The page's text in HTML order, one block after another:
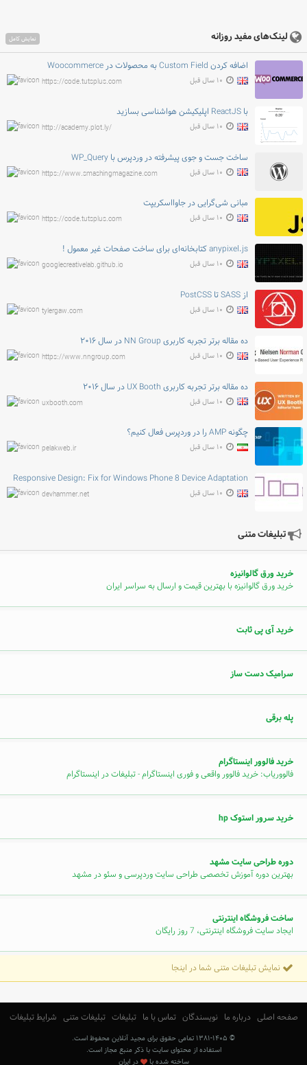
لینک‌های مفید روزانه نمایش کامل
اضافه کردن Custom Field به محصولات در Woocommerce
https://code.tutsplus.com ۱۰ سال قبل
با ReactJS اپلیکیشن هواشناسی بسازید
http://academy.plot.ly/ ۱۰ سال قبل
ساخت جست و جوی پیشرفته در وردپرس با WP_Query
https://www.smashingmagazine.com ۱۰ سال قبل
مبانی شی‌گرایی در جاوااسکریپت
https://code.tutsplus.com ۱۰ سال قبل
anypixel.js کتابخانه‌ای برای ساخت صفحات غیر معمول !
googlecreativelab.github.io ۱۰ سال قبل
از SASS تا PostCSS
tylergaw.com ۱۰ سال قبل
ده مقاله برتر تجربه کاربری NN Group در سال ۲۰۱۶
https://www.nngroup.com ۱۰ سال قبل
ده مقاله برتر تجربه کاربری UX Booth در سال ۲۰۱۶
uxbooth.com ۱۰ سال قبل
چگونه AMP را در وردپرس فعال کنیم؟
pelakweb.ir ۱۰ سال قبل
Responsive Design: Fix for Windows Phone 8 Device Adaptation
devhammer.net ۱۰ سال قبل
تبلیغات متنی
خرید ورق گالوانیزه
خرید ورق گالوانیزه با بهترین قیمت و ارسال به سراسر ایران
خرید آی پی ثابت
سرامیک دست ساز
پله برقی
خرید فالوور اینستاگرام
فالووریاب: خرید فالوور واقعی و فوری اینستاگرام - تبلیغات در اینستاگرام
خرید سرور استوک hp
دوره طراحی سایت مشهد
بهترین دوره آموزش تخصصی طراحی سایت وردپرسی و سئو در مشهد
ساخت فروشگاه اینترنتی
ایجاد سایت فروشگاه اینترنتی، 7 روز رایگان
نمایش تبلیغات متنی شما در اینجا
صفحه اصلی درباره ما نویسندگان تماس با ما تبلیغات تبلیغات متنی شرایط تبلیغات
© ۱۳۸۱-۱۴۰۵ تمامی حقوق برای مجید آنلاین محفوظ است.
استفاده از محتوای سایت با ذکر منبع مجاز است.
ساخته شده با
در ایران